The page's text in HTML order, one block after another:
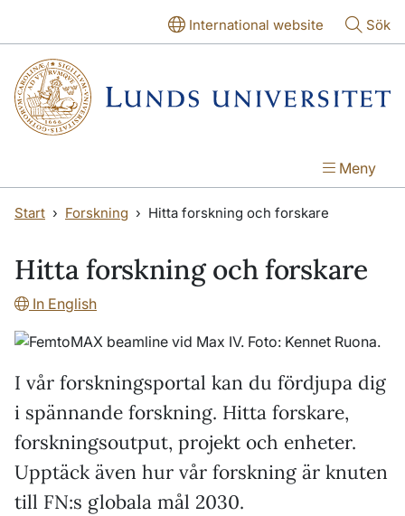
International website Sök
Meny
Start Forskning Hitta forskning och forskare
Hitta forskning och forskare
In English
I vår forskningsportal kan du fördjupa dig
i spännande forskning. Hitta forskare,
forskningsoutput, projekt och enheter.
Upptäck även hur vår forskning är knuten
till FN:s globala mål 2030.